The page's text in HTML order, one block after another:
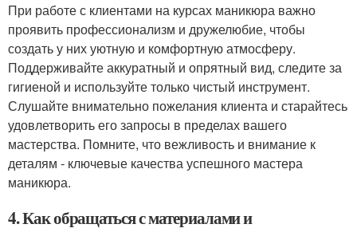
При работе с клиентами на курсах маникюра важно
проявить профессионализм и дружелюбие, чтобы
создать у них уютную и комфортную атмосферу.
Поддерживайте аккуратный и опрятный вид, следите за
гигиеной и используйте только чистый инструмент.
Слушайте внимательно пожелания клиента и старайтесь
удовлетворить его запросы в пределах вашего
мастерства. Помните, что вежливость и внимание к
деталям - ключевые качества успешного мастера
маникюра.
4. Как обращаться с материалами и